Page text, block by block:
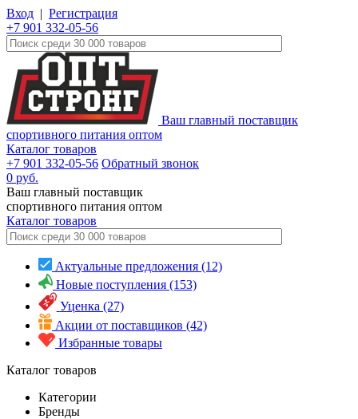
Вход | Регистрация
+7 901 332-05-56
Ваш главный поставщик
спортивного питания оптом
Каталог товаров
+7 901 332-05-56 Обратный звонок
0 руб.
Ваш главный поставщик
спортивного питания оптом
Каталог товаров
Актуальные предложения (12)
Новые поступления (153)
Уценка (27)
Акции от поставщиков (42)
Избранные товары
Каталог товаров
Категории
Бренды